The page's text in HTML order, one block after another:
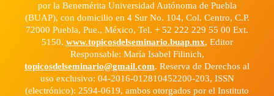
por la Benemérita Universidad Autónoma de Puebla
(BUAP), con domicilio en 4 Sur No. 104, Col. Centro, C.P.
72000 Puebla, Pue., México, Tel. + 52 222 229 55 00 Ext.
5150. www.topicosdelseminario.buap.mx, Editor
Responsable: María Isabel Filinich,
topicosdelseminario@gmail.com. Reserva de Derechos al
uso exclusivo: 04-2016-012810452200-203, ISSN
(electrónico): 2594-0619, ambos otorgados por el Instituto